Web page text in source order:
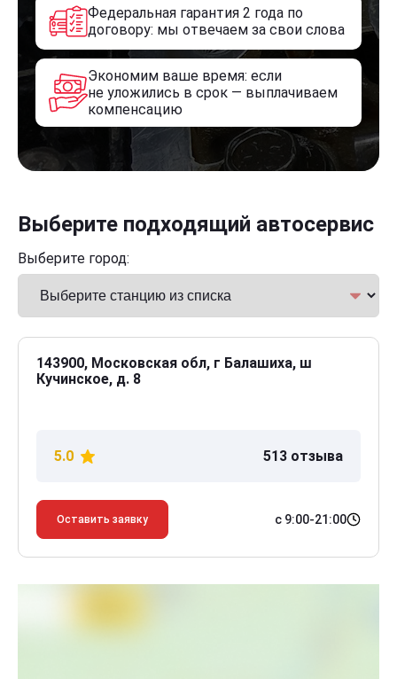
Федеральная гарантия 2 года по
договору: мы отвечаем за свои слова
Экономим ваше время: если
не уложились в срок — выплачиваем
компенсацию
Выберите подходящий автосервис
Выберите город:
143900, Московская обл, г Балашиха, ш
Кучинское, д. 8
5.0 513 отзыва
Оставить заявку с 9:00-21:00